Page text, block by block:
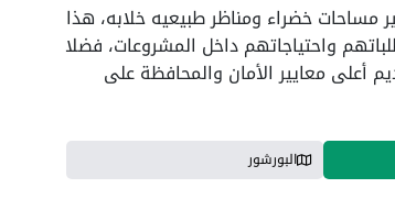
مساحات خضراء ومناظر طبيعيه خلابه، هذا
واحتياجاتهم داخل المشروعات، فضلا
أعلى معايير الأمان والمحافظة على
البورشور